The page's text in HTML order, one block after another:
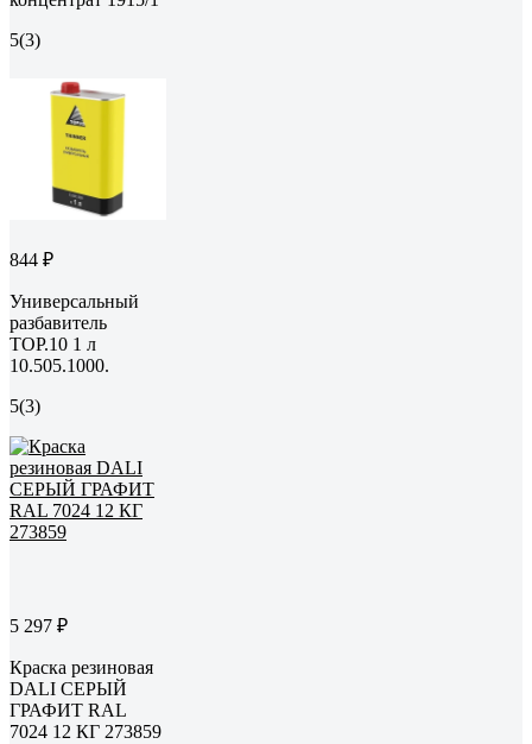
5(3)
844 ₽
Универсальный
разбавитель
TOP.10 1 л
10.505.1000.
5(3)
5 297 ₽
Краска резиновая
DALI СЕРЫЙ
ГРАФИТ RAL
7024 12 КГ 273859